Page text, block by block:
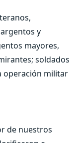
y
mayores,
soldados
operación militar
de nuestros